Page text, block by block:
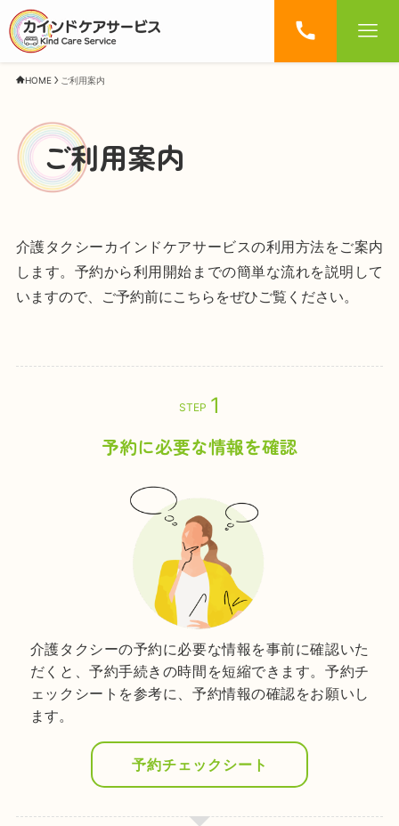
HOME ご利用案内
ご利用案内
介護タクシーカインドケアサービスの利用方法をご案内
します。予約から利用開始までの簡単な流れを説明して
いますので、ご予約前にこちらをぜひご覧ください。
STEP
予約に必要な情報を確認
介護タクシーの予約に必要な情報を事前に確認いた
だくと、予約手続きの時間を短縮できます。予約チ
ェックシートを参考に、予約情報の確認をお願いし
ます。
予約チェックシート